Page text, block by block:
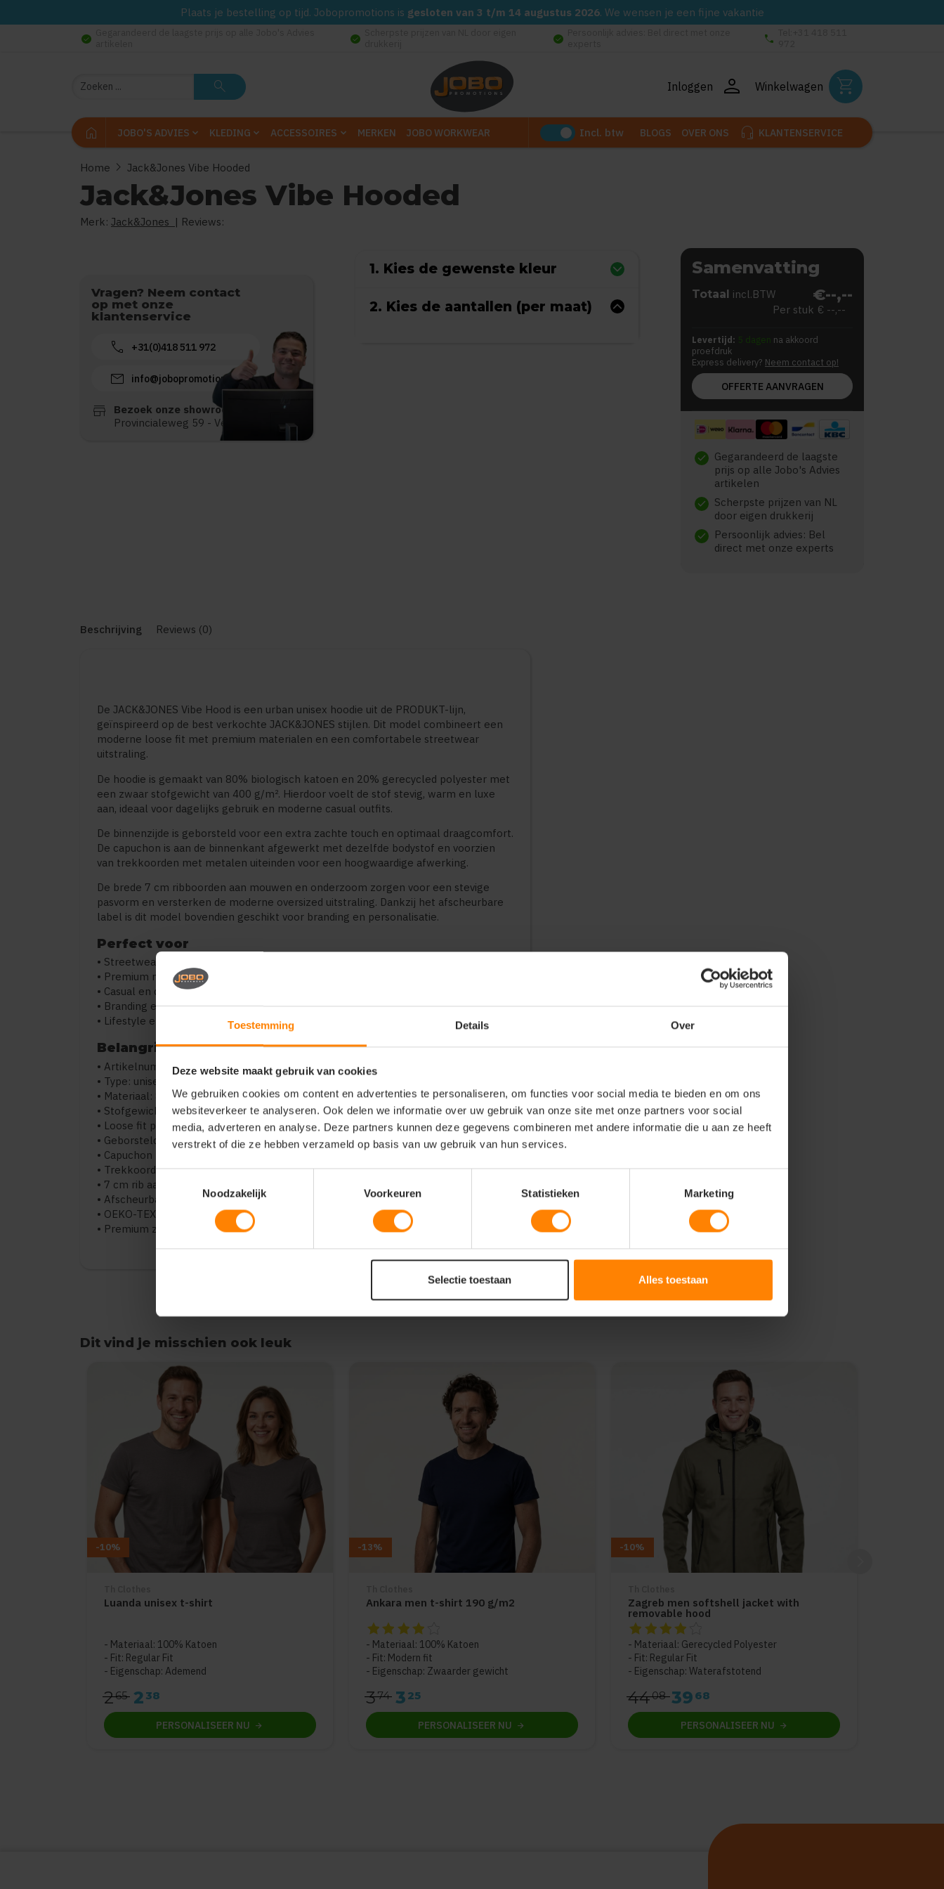
Toestemming Details Over
Deze website maakt gebruik van cookies
We gebruiken cookies om content en advertenties te personaliseren, om functies voor social media te bieden en om ons
websiteverkeer te analyseren. Ook delen we informatie over uw gebruik van onze site met onze partners voor social
media, adverteren en analyse. Deze partners kunnen deze gegevens combineren met andere informatie die u aan ze heeft
verstrekt of die ze hebben verzameld op basis van uw gebruik van hun services.
Noodzakelijk
Voorkeuren Statistieken Marketing
Selectie toestaan Alles toestaan
Plaats je bestelling op tijd. Jobopromotions is gesloten van 3 t/m 14 augustus 2026. We wensen je een fijne vakantie
check_circle check_circle check_circle phone
Zoeken search Inloggen person Winkelwagen shopping_cart
home JOBO'S ADVIES KLEDING ACCESSOIRES MERKEN JOBO WORKWEAR Incl. btw BLOGS OVER ONS headset_mic KLANTENSERVICE
Home chevron_right Jack&Jones Vibe Hooded
Jack&Jones Vibe Hooded
Merk: Jack&Jones | Reviews:
Vragen? Neem contact
op met onze
klantenservice
call +31(0)418 511 972
mail info@jobopromotions.nl
store
Bezoek onze showroom:
Provincialeweg 59 - Velddriel
1. Kies de gewenste kleur
2. Kies de aantallen (per maat)
Samenvatting
Totaal incl.BTW €--,--
Per stuk € --,--
Levertijd: 5 dagen na akkoord
proefdruk
Express delivery? Neem contact op!
OFFERTE AANVRAGEN
check Gegarandeerd de laagste
prijs op alle Jobo's Advies
artikelen
check Scherpste prijzen van NL
door eigen drukkerij
check
Persoonlijk advies: Bel
direct met onze experts
Beschrijving Reviews (0)
De JACK&JONES Vibe Hood is een urban unisex hoodie uit de PRODUKT-lijn,
geïnspireerd op de best verkochte JACK&JONES stijlen. Dit model combineert een
moderne loose fit met premium materialen en een comfortabele streetwear
uitstraling.
De hoodie is gemaakt van 80% biologisch katoen en 20% gerecycled polyester met
een zwaar stofgewicht van 400 g/m². Hierdoor voelt de stof stevig, warm en luxe
aan, ideaal voor dagelijks gebruik en moderne casual outfits.
De binnenzijde is geborsteld voor een extra zachte touch en optimaal draagcomfort.
De capuchon is aan de binnenkant afgewerkt met dezelfde bodystof en voorzien
van trekkoorden met metalen uiteinden voor een hoogwaardige afwerking.
De brede 7 cm ribboorden aan mouwen en onderzoom zorgen voor een stevige
pasvorm en versterken de moderne oversized uitstraling. Dankzij het afscheurbare
label is dit model bovendien geschikt voor branding en personalisatie.
Perfect voor
• Streetwear en urban fashion
• Premium merchandising
• Casual en dagelijks gebruik
• Branding en custom prints
• Lifestyle en fashion collecties
Belangrijkste kenmerken
• Artikelnummer: JJ6445
• Type: unisex hoodie
• Materiaal: 80% biologisch katoen / 20% gerecycled polyester
• Stofgewicht: 400 g/m²
• Loose fit pasvorm
• Geborstelde zachte binnenkant
• Capuchon met bodystof voering
• Trekkoorden met metalen uiteinden
• 7 cm rib aan mouwen en zoom
• Afscheurbaar label
• OEKO-TEX Standaard 100 gecertificeerd
• Premium zware kwaliteit
Dit vind je misschien ook leuk
-10%
Luanda unisex t-shirt
Materiaal: 100% Katoen
Fit: Regular Fit
Eigenschap: Ademend
265 2 38
PERSONALISEER NU
-13%
Ankara men t-shirt 190 g/m2
De beoordeling van dit product is
Materiaal: 100% Katoen
Fit: Modern fit
Eigenschap: Zwaarder gewicht
374 3 25
PERSONALISEER NU
-10%
Zagreb men softshell jacket with
removable hood
De beoordeling van dit product is
Materiaal: Gerecycled Polyester
Fit: Regular Fit
Eigenschap: Waterafstotend
4408 39 68
PERSONALISEER NU